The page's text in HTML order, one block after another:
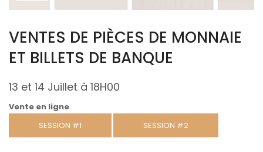
VENTES DE PIÈCES DE MONNAIE
ET BILLETS DE BANQUE
13 et 14 Juillet à 18H00
Vente en ligne
SESSION #1
SESSION #2